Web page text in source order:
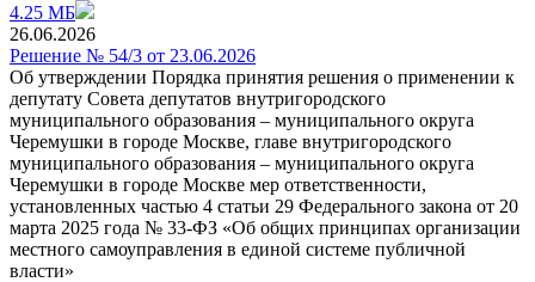
4.25 МБ
26.06.2026
Решение № 54/3 от 23.06.2026
Об утверждении Порядка принятия решения о применении к
депутату Совета депутатов внутригородского
муниципального образования – муниципального округа
Черемушки в городе Москве, главе внутригородского
муниципального образования – муниципального округа
Черемушки в городе Москве мер ответственности,
установленных частью 4 статьи 29 Федерального закона от 20
марта 2025 года № 33-ФЗ «Об общих принципах организации
местного самоуправления в единой системе публичной
власти»